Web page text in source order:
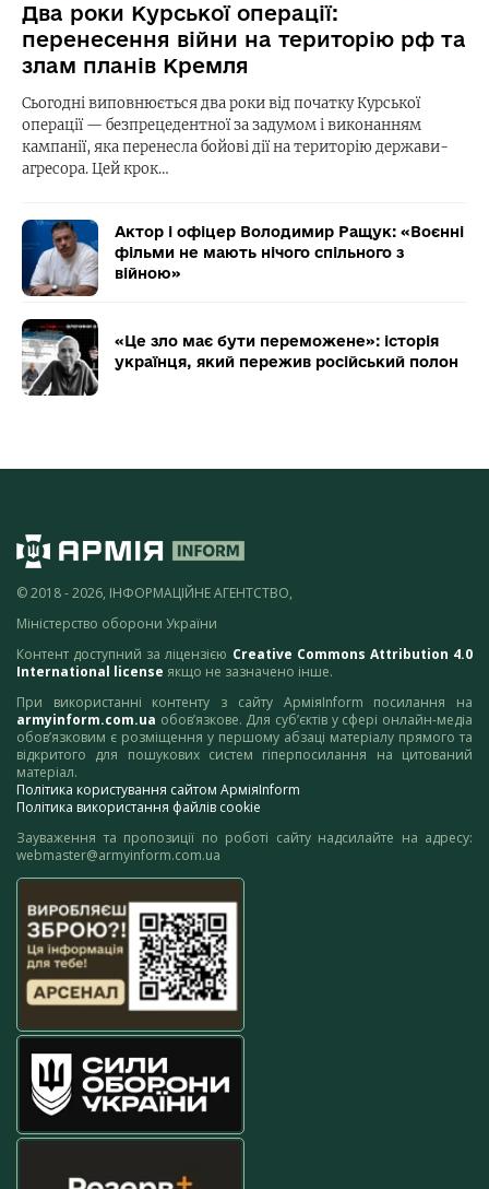
Два роки Курської операції:
перенесення війни на територію рф та
злам планів Кремля
Сьогодні виповнюється два роки від початку Курської
операції — безпрецедентної за задумом і виконанням
кампанії, яка перенесла бойові дії на територію держави-
агресора. Цей крок…
Актор і офіцер Володимир Ращук: «Воєнні
фільми не мають нічого спільного з
війною»
«Це зло має бути переможене»: історія
українця, який пережив російський полон
© 2018 - 2026, ІНФОРМАЦІЙНЕ АГЕНТСТВО,
Міністерство оборони України
Контент доступний за ліцензією Creative Commons Attribution 4.0
International license якщо не зазначено інше.
При використанні контенту з сайту АрміяInform посилання на
armyinform.com.ua обов’язкове. Для суб’єктів у сфері онлайн-медіа
обов’язковим є розміщення у першому абзаці матеріалу прямого та
відкритого для пошукових систем гіперпосилання на цитований
матеріал.
Політика користування сайтом АрміяInform
Політика використання файлів cookie
Зауваження та пропозиції по роботі сайту надсилайте на адресу:
webmaster@armyinform.com.ua